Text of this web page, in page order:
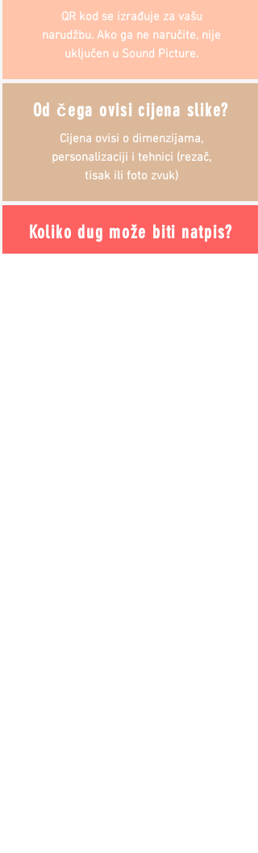
QR kod se izrađuje za vašu
narudžbu. Ako ga ne naručite, nije
uključen u Sound Picture.
Od čega ovisi cijena slike?
Cijena ovisi o dimenzijama,
personalizaciji i tehnici (rezač,
tisak ili foto zvuk)
Koliko dug može biti natpis?